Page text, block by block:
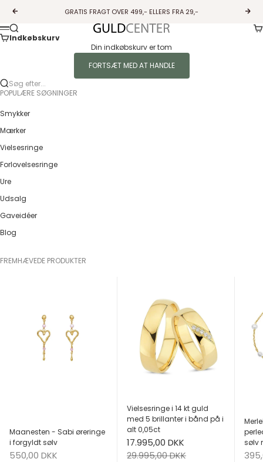
Forrige
GRATIS FRAGT OVER 499,- ELLERS FRA 29,-
Guldcenter
Menu
Søg
Indkøbskurv
Din indkøbskurv er tom
FORTSÆT MED AT HANDLE
Søg efter...
POPULÆRE SØGNINGER
Smykker
Mærker
Vielsesringe
Forlovelsesringe
Ure
Udsalg
Gaveidéer
Blog
FREMHÆVEDE PRODUKTER
Maanesten - Sabi øreringe
i forgyldt sølv
Salgspris
550,00 DKK
Vielsesringe i 14 kt guld
med 5 brillanter i bånd på i
alt 0,05ct
Salgspris
17.995,00 DKK
Normalpris
29.995,00 DKK
sølv